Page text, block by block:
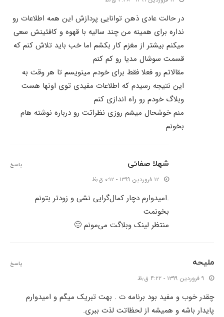
در حالت عادی ذهن توانایی پردازش این همه اطلاعات رو
نداره برای همینه من چند سالیه با قهوه و کافئینش سعی
میکنم بیشتر از مغزم کار بکشم اما خب باید تلاش کنم که
قسمت سوشال مدیا رو کم کنم
مقالاتم رو فعلا فقط برای خودم مینویسم تا هر وقت به
این نتیجه رسیدم که اطلاعات مفیدی توی اونها هست
وبلاگ خودم رو راه اندازی کنم
منم خوشحال میشم روزی نظراتت رو درباره نوشته هام
بخونم
شهلا صفائی
۱۲ فروردین ۱۳۹۹ - ۰:۱۲ ق٫ظ
.امیدوارم دچار کمال‌گرایی نشی و زودتر بتونم
بخونمت
منتظر لینک وبلاگت می‌مونم 🙂
پاسخ
ملیحه
۹ فروردین ۱۳۹۹ - ۴:۲۲ ق٫ظ
چقدر خوب و مفید بود برنامه ت . بهت تبریک میگم و امیدوارم
پایدار باشه و همیشه از لحظاتت لذت ببری.
پاسخ